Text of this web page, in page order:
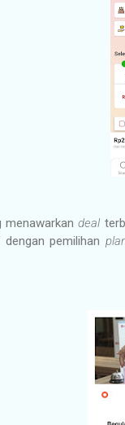
menawarkandeal
pemilihan